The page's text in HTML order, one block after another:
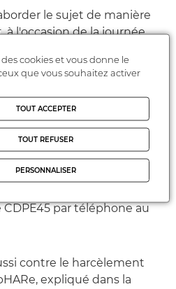
le sujet de manière
l'occasion de la journée
est en préparation de
numérique de façon à
et les familles des
difficulté de déplacement.
sont à disposition au
Loiret (CDPE45), 54 rue de
par téléphone au
contre le harcèlement
expliqué dans la
cookies et vous donne le
que vous souhaitez activer
TOUT ACCEPTER
TOUT REFUSER
PERSONNALISER